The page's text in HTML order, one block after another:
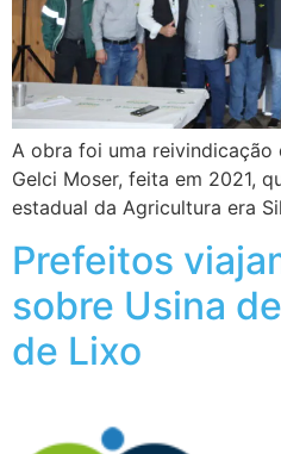
A obra foi uma
Gelci Moser, feita em 2021,
estadual da Agricultura era
Prefeitos
sobre Usina
de Lixo